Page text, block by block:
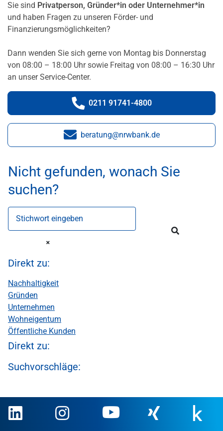
Sie sind Privatperson, Gründer*in oder Unternehmer*in
und haben Fragen zu unseren Förder- und
Finanzierungsmöglichkeiten?
Dann wenden Sie sich gerne von Montag bis Donnerstag
von 08:00 – 18:00 Uhr sowie Freitag von 08:00 – 16:30 Uhr
an unser Service-Center.
Telefonnummer:
0211 91741-4800
E-Mail:
beratung@nrwbank.de
Nicht gefunden, wonach Sie
suchen?
Stichwort eingeben
Direkt zu:
Nachhaltigkeit
Gründen
Unternehmen
Wohneigentum
Öffentliche Kunden
Direkt zu:
Suchvorschläge: